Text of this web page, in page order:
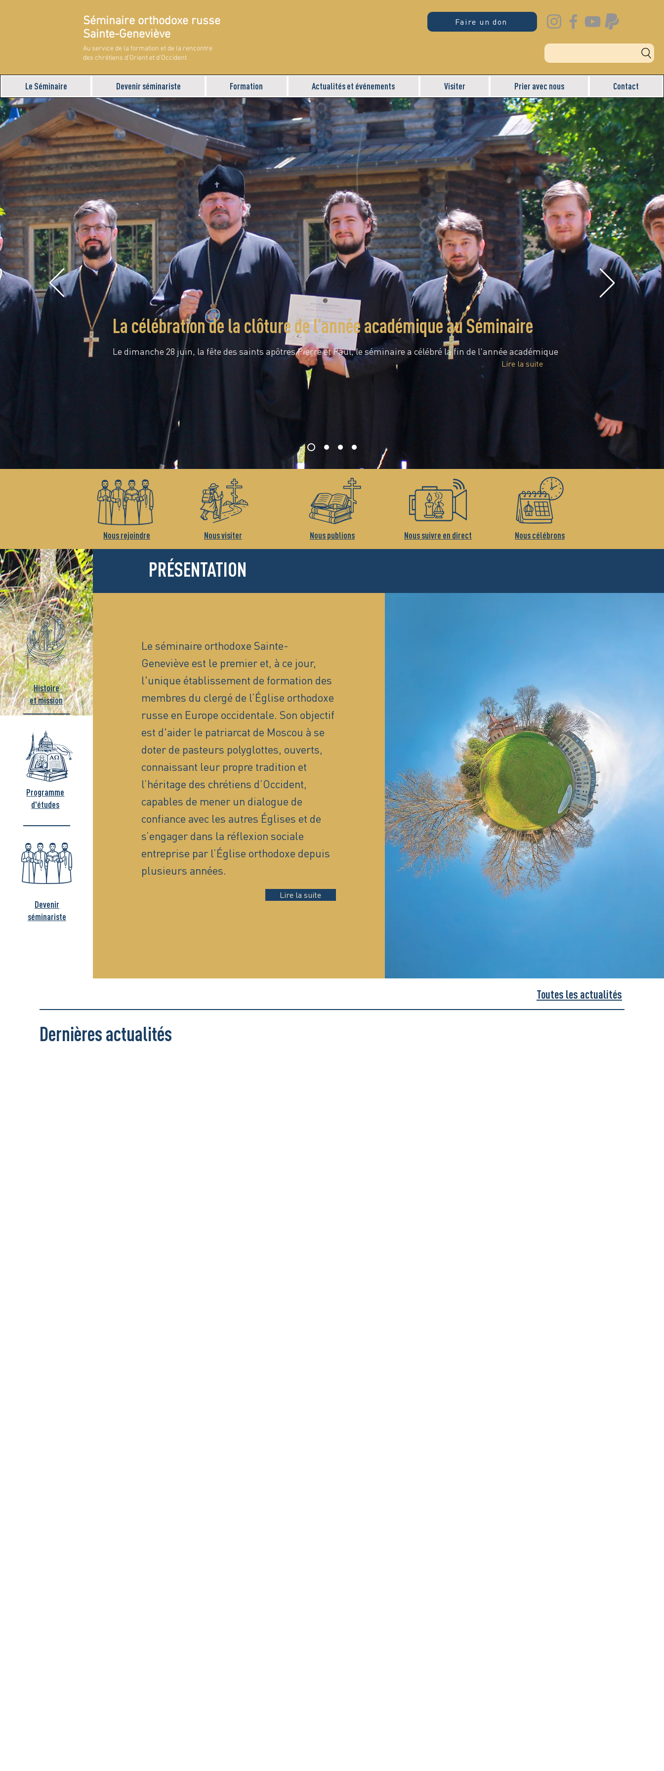
Séminaire orthodoxe russe
Sainte-Geneviève
Au service de la formation et de la rencontre
des chrétiens d'Orient et d'Occident
Faire un don
Le Séminaire Devenir séminariste Formation Actualités et événements Visiter Prier avec nous Contact
La célébration de la clôture de l’année académique au Séminaire
Le dimanche 28 juin, la fête des saints apôtres Pierre et Paul, le séminaire a célébré la fin de l'année académique
Lire la suite
Nous rejoindre Nous visiter Nous publions Nous suivre en direct Nous célébrons
PRÉSENTATION
Histoire
et mission
Programme
d'études
Devenir
séminariste
Le séminaire orthodoxe Sainte-
Geneviève est le premier et, à ce jour,
l'unique établissement de formation des
membres du clergé de l’Église orthodoxe
russe en Europe occidentale. Son objectif
est d'aider le patriarcat de Moscou à se
doter de pasteurs polyglottes, ouverts,
connaissant leur propre tradition et
l’héritage des chrétiens d’Occident,
capables de mener un dialogue de
confiance avec les autres Églises et de
s’engager dans la réflexion sociale
entreprise par l’Église orthodoxe depuis
plusieurs années.
Lire la suite
Toutes les actualités
Dernières actualités